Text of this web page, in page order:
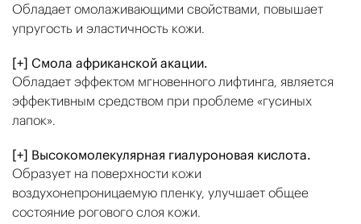
Обладает омолаживающими свойствами, повышает
упругость и эластичность кожи.
[+] Смола африканской акации.
Обладает эффектом мгновенного лифтинга, является
эффективным средством при проблеме «гусиных
лапок».
[+] Высокомолекулярная гиалуроновая кислота.
Образует на поверхности кожи
воздухонепроницаемую пленку, улучшает общее
состояние рогового слоя кожи.